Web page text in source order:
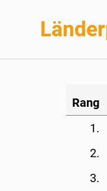
Rang
1.
2.
3.